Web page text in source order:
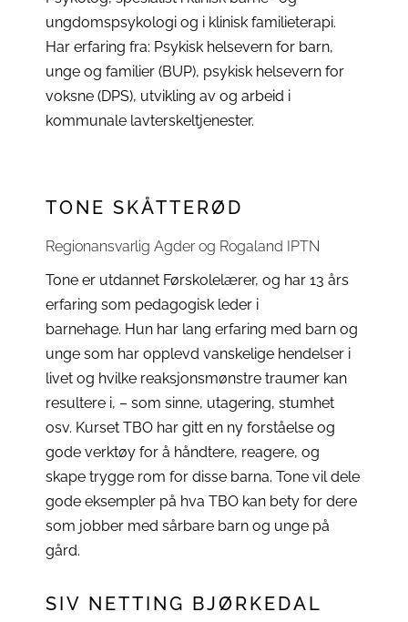
ungdomspsykologi og i klinisk familieterapi.
Har erfaring fra: Psykisk helsevern for barn,
unge og familier (BUP), psykisk helsevern for
voksne (DPS), utvikling av og arbeid i
kommunale lavterskeltjenester.
TONE SKÅTTERØD
Regionansvarlig Agder og Rogaland IPTN
Tone er utdannet Førskolelærer, og har 13 års
erfaring som pedagogisk leder i
barnehage. Hun har lang erfaring med barn og
unge som har opplevd vanskelige hendelser i
livet og hvilke reaksjonsmønstre traumer kan
resultere i, – som sinne, utagering, stumhet
osv. Kurset TBO har gitt en ny forståelse og
gode verktøy for å håndtere, reagere, og
skape trygge rom for disse barna. Tone vil dele
gode eksempler på hva TBO kan bety for dere
som jobber med sårbare barn og unge på
gård.
SIV NETTING BJØRKEDAL